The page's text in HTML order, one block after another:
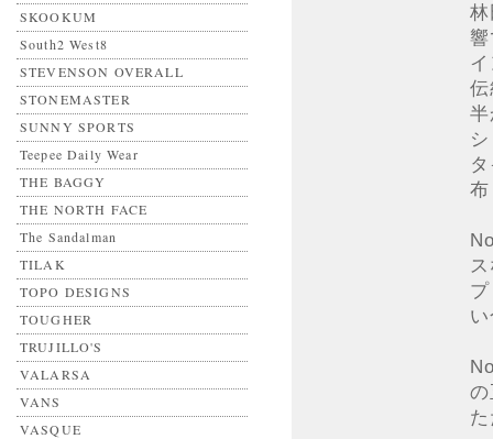
SKOOKUM
South2 West8
STEVENSON OVERALL
STONEMASTER
SUNNY SPORTS
Teepee Daily Wear
THE BAGGY
THE NORTH FACE
The Sandalman
TILAK
TOPO DESIGNS
TOUGHER
TRUJILLO'S
VALARSA
VANS
VASQUE